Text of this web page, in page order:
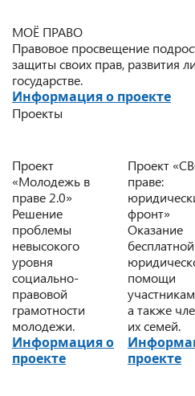
МОЁ ПРАВО
Правовое просвещение
защиты своих прав, развития
государстве.
Информация о проекте
Проекты
Проект
«Молодежь в
праве 2.0»
Решение
проблемы
невысокого
уровня
социально-
правовой
грамотности
молодежи.
Информация о
проекте
Проект
праве:
фронт»
Оказание
бесплатной
помощи
а также
их семей.
проекте